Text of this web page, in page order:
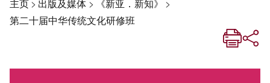
主页> 出版及媒体 > 《新亚．新知》 >
第二十届中华传统文化研修班